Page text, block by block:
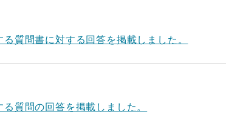
質問書に対する回答を掲載しました。
質問の回答を掲載しました。